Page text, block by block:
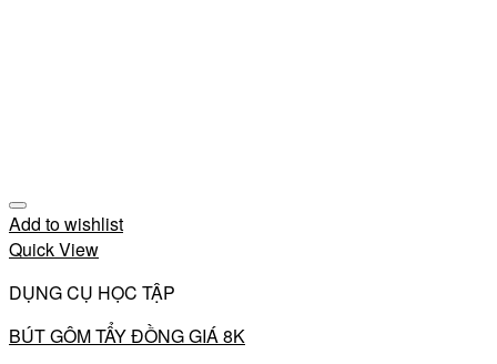
Add to wishlist
Quick View
DỤNG CỤ HỌC TẬP
BÚT GÔM TẨY ĐỒNG GIÁ 8K